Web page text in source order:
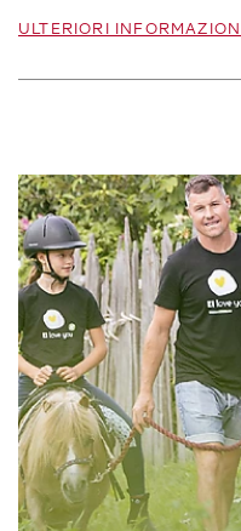
ULTERIORI INFORMAZIONI